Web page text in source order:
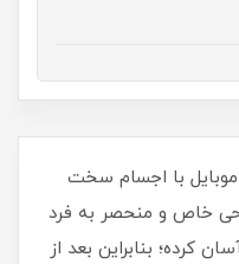
با اجسام سخت
خاص و منحصر به فرد
کرده؛ بنابراین بعد از